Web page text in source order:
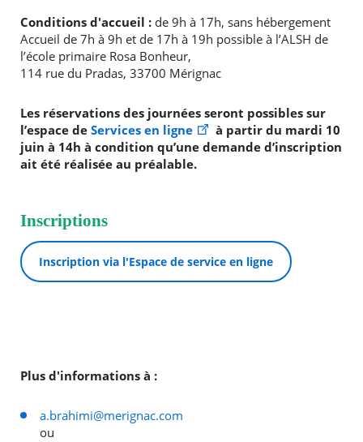
Conditions d'accueil : de 9h à 17h, sans hébergement
Accueil de 7h à 9h et de 17h à 19h possible à l’ALSH de
l’école primaire Rosa Bonheur,
114 rue du Pradas, 33700 Mérignac
Les réservations des journées seront possibles sur
l’espace deServices en ligne
à partir du mardi 10
juin à 14h à condition qu’une demande d’inscription
ait été réalisée au préalable.
Inscriptions
Inscription via l'Espace de service en ligne
Plus d'informations à :
a.brahimi@merignac.com
ou